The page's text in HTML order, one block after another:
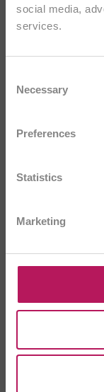
social media,
services.
Selection
Necessary
Preferences
Statistics
Marketing